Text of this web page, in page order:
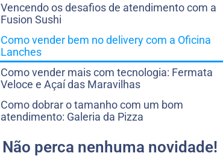
Vencendo os desafios de atendimento com a
Fusion Sushi
Como vender bem no delivery com a Oficina
Lanches
Como vender mais com tecnologia: Fermata
Veloce e Açaí das Maravilhas
Como dobrar o tamanho com um bom
atendimento: Galeria da Pizza
Não perca nenhuma novidade!